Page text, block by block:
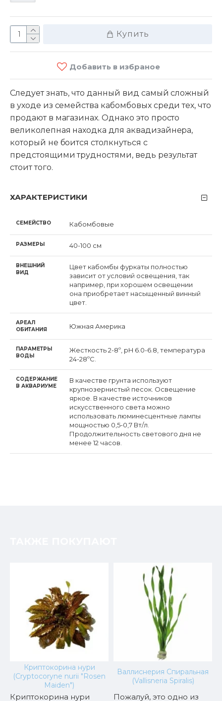
Купить
Добавить в избраное
Следует знать, что данный вид самый сложный
в уходе из семейства кабомбовых среди тех, что
продают в магазинах. Однако это просто
великолепная находка для аквадизайнера,
который не боится столкнуться с
предстоящими трудностями, ведь результат
стоит того.
ХАРАКТЕРИСТИКИ
СЕМЕЙСТВО Кабомбовые
РАЗМЕРЫ 40-100 см
ВНЕШНИЙ
ВИД
Цвет кабомбы фуркаты полностью
зависит от условий освещения, так
например, при хорошем освещении
она приобретает насыщенный винный
цвет.
АРЕАЛ
ОБИТАНИЯ
Южная Америка
ПАРАМЕТРЫ
ВОДЫ
Жесткость 2-8º, pH 6.0-6.8, температура
24-28ºС.
СОДЕРЖАНИЕ
В АКВАРИУМЕ
В качестве грунта используют
крупнозернистый песок. Освещение
яркое. В качестве источников
искусственного света можно
использовать люминесцентные лампы
мощностью 0,5-0,7 Вт/л.
Продолжительность светового дня не
менее 12 часов.
Криптокорина нури
(Cryptocoryne nurii "Rosen
Maiden")
Криптокорина нури
Валлиснерия Спиральная
(Vallisneria Spiralis)
Пожалуй, это одно из